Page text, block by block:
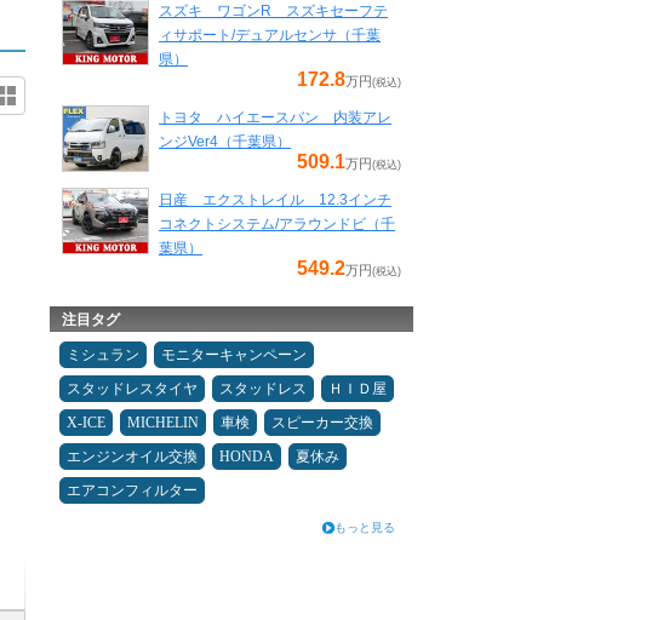
スズキ ワゴンR スズキセーフテ
ィサポート/デュアルセンサ（千葉
県）
172.8万円 (税込)
トヨタ ハイエースバン 内装アレ
ンジVer4（千葉県）
509.1万円 (税込)
日産 エクストレイル 12.3インチ
コネクトシステム/アラウンドビ（千
葉県）
549.2万円 (税込)
注目タグ
ミシュラン
モニターキャンペーン
スタッドレスタイヤ
スタッドレス
ＨＩＤ屋
X-ICE
MICHELIN 車検
スピーカー交換
エンジンオイル交換
HONDA
夏休み
エアコンフィルター
もっと見る